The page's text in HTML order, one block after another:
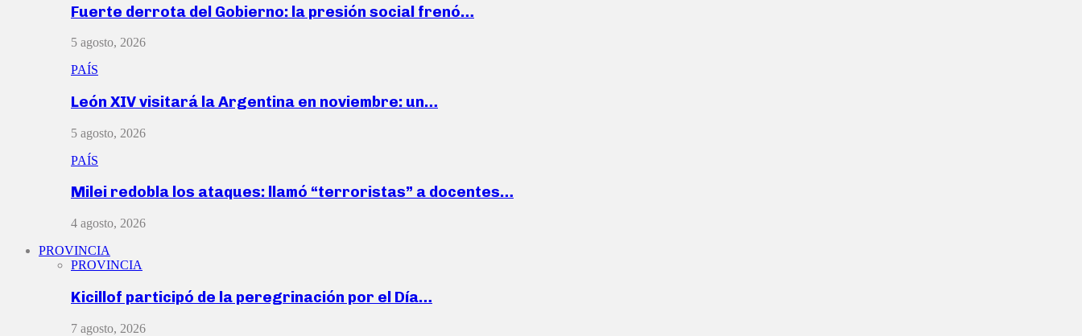
Fuerte derrota del Gobierno: la presión social frenó…
5 agosto, 2026
PAÍS
León XIV visitará la Argentina en noviembre: un…
5 agosto, 2026
PAÍS
Milei redobla los ataques: llamó “terroristas” a docentes…
4 agosto, 2026
PROVINCIA
PROVINCIA
Kicillof participó de la peregrinación por el Día…
7 agosto, 2026